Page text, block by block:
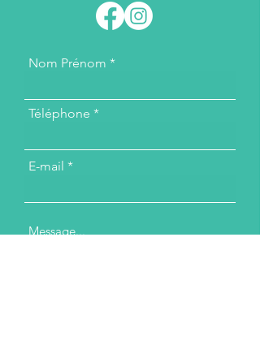
Nom Prénom
Téléphone
E-mail
Message...